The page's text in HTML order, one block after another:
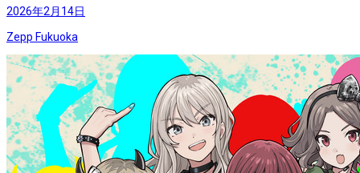
2026年2月14日
Zepp Fukuoka